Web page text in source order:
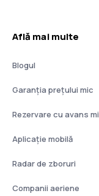
Află mai multe
Blogul
Garanția prețului mic
Rezervare cu avans
Aplicație mobilă
Radar de zboruri
Companii aeriene